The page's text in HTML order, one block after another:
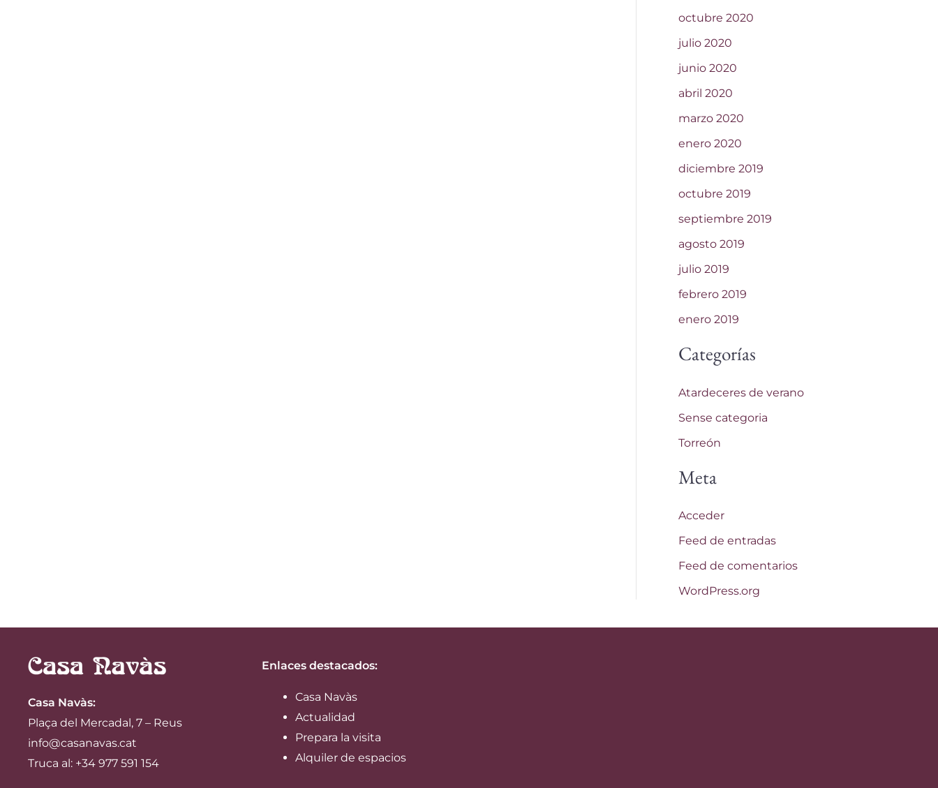
octubre 2020
julio 2020
junio 2020
abril 2020
marzo 2020
enero 2020
diciembre 2019
octubre 2019
septiembre 2019
agosto 2019
julio 2019
febrero 2019
enero 2019
Categorías
Atardeceres de verano
Sense categoria
Torreón
Meta
Acceder
Feed de entradas
Feed de comentarios
WordPress.org
Casa Navàs:
Plaça del Mercadal, 7 – Reus
info@casanavas.cat
Truca al: +34 977 591 154
Enlaces destacados:
Casa Navàs
Actualidad
Prepara la visita
Alquiler de espacios